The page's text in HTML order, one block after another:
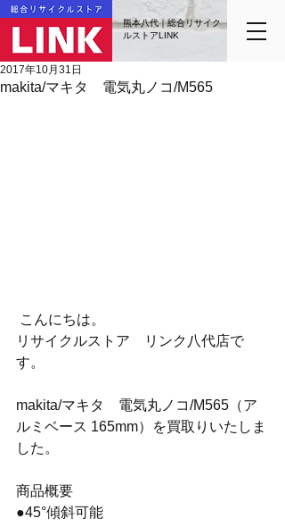
熊本八代｜総合リサイク
ルストアLINK
makita/マキタ 電気丸ノコ/M565
2017年10月31日
こんにちは。
リサイクルストア　リンク八代店で
す。
makita/マキタ　電気丸ノコ/M565（ア
ルミベース 165mm）を買取りいたしま
した。
商品概要
●45°傾斜可能